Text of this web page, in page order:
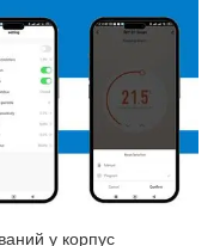
у корпус